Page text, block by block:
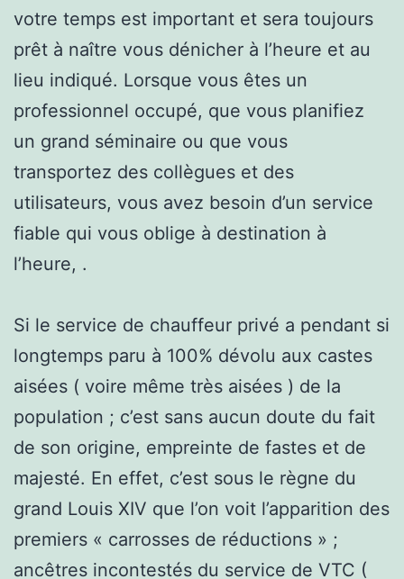
votre temps est important et sera toujours
prêt à naître vous dénicher à l’heure et au
lieu indiqué. Lorsque vous êtes un
professionnel occupé, que vous planifiez
un grand séminaire ou que vous
transportez des collègues et des
utilisateurs, vous avez besoin d’un service
fiable qui vous oblige à destination à
l’heure, .
Si le service de chauffeur privé a pendant si
longtemps paru à 100% dévolu aux castes
aisées ( voire même très aisées ) de la
population ; c’est sans aucun doute du fait
de son origine, empreinte de fastes et de
majesté. En effet, c’est sous le règne du
grand Louis XIV que l’on voit l’apparition des
premiers « carrosses de réductions » ;
ancêtres incontestés du service de VTC (